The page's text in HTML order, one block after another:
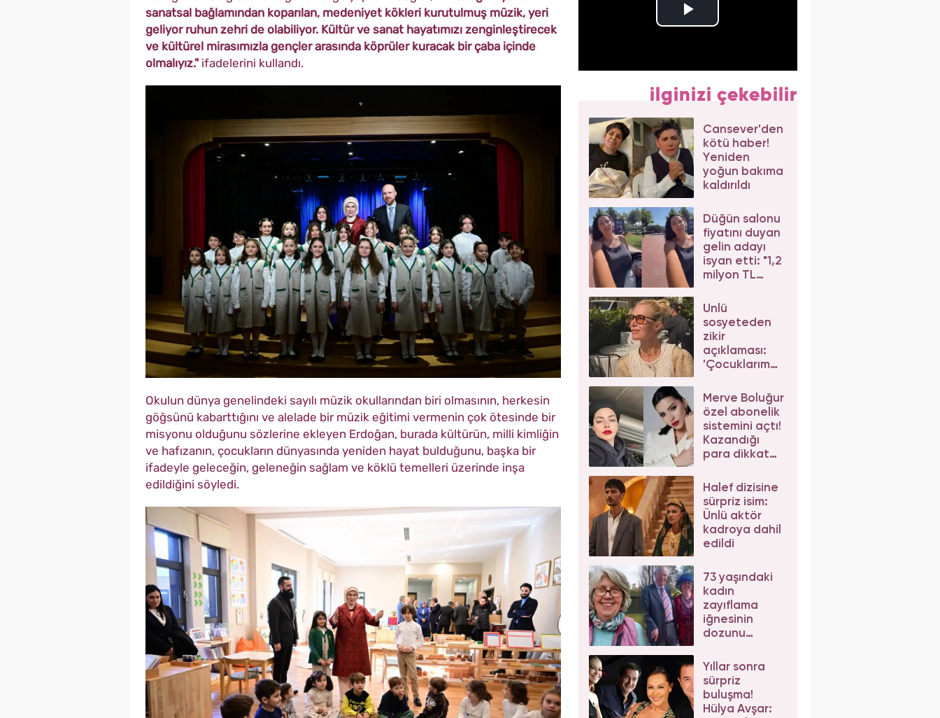
sanatsal bağlamından koparılan, medeniyet kökleri kurutulmuş müzik, yeri
geliyor ruhun zehri de olabiliyor. Kültür ve sanat hayatımızı zenginleştirecek
ve kültürel mirasımızla gençler arasında köprüler kuracak bir çaba içinde
olmalıyız." ifadelerini kullandı.
Okulun dünya genelindeki sayılı müzik okullarından biri olmasının, herkesin
göğsünü kabarttığını ve alelade bir müzik eğitimi vermenin çok ötesinde bir
misyonu olduğunu sözlerine ekleyen Erdoğan, burada kültürün, milli kimliğin
ve hafızanın, çocukların dünyasında yeniden hayat bulduğunu, başka bir
ifadeyle geleceğin, geleneğin sağlam ve köklü temelleri üzerinde inşa
edildiğini söyledi.
ilginizi çekebilir
Cansever'den
kötü haber!
Yeniden
yoğun bakıma
kaldırıldı
Düğün salonu
fiyatını duyan
gelin adayı
isyan etti: "1,2
milyon TL
Ünlü
sosyeteden
zikir
açıklaması:
'Çocuklarım
diyerek gelen
eleştirilere
yanıt verdi
Merve Boluğur
özel abonelik
sistemini açtı!
Kazandığı
para dikkat
Halef dizisine
sürpriz isim:
Ünlü aktör
kadroya dahil
edildi
73 yaşındaki
kadın
zayıflama
iğnesinin
dozunu
canından
oldu!
Yıllar sonra
sürpriz
buluşma!
Hülya Avşar: